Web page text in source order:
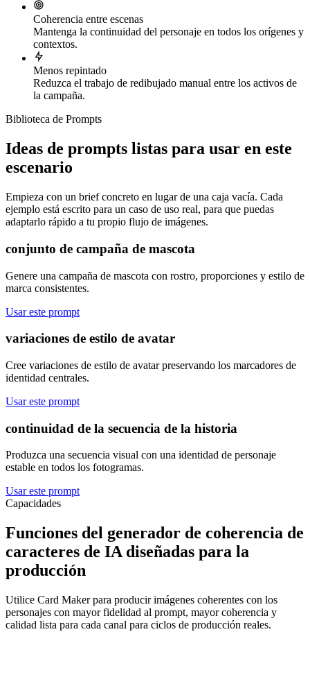
Coherencia entre escenas
Mantenga la continuidad del personaje en todos los orígenes y
contextos.
Menos repintado
Reduzca el trabajo de redibujado manual entre los activos de
la campaña.
Biblioteca de Prompts
Ideas de prompts listas para usar en este
escenario
Empieza con un brief concreto en lugar de una caja vacía. Cada
ejemplo está escrito para un caso de uso real, para que puedas
adaptarlo rápido a tu propio flujo de imágenes.
conjunto de campaña de mascota
Genere una campaña de mascota con rostro, proporciones y estilo de
marca consistentes.
Usar este prompt
variaciones de estilo de avatar
Cree variaciones de estilo de avatar preservando los marcadores de
identidad centrales.
Usar este prompt
continuidad de la secuencia de la historia
Produzca una secuencia visual con una identidad de personaje
estable en todos los fotogramas.
Usar este prompt
Capacidades
Funciones del generador de coherencia de
caracteres de IA diseñadas para la
producción
Utilice Card Maker para producir imágenes coherentes con los
personajes con mayor fidelidad al prompt, mayor coherencia y
calidad lista para cada canal para ciclos de producción reales.